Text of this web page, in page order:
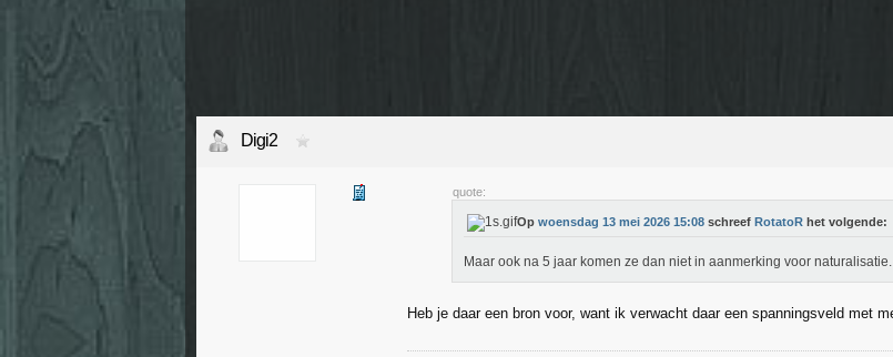
Digi2
quote:
Op woensdag 13 mei 2026 15:08 schreef RotatoR het volgende:
Maar ook na 5 jaar komen ze dan niet in aanmerking voor naturalisatie.
Heb je daar een bron voor, want ik verwacht daar een spanningsveld met